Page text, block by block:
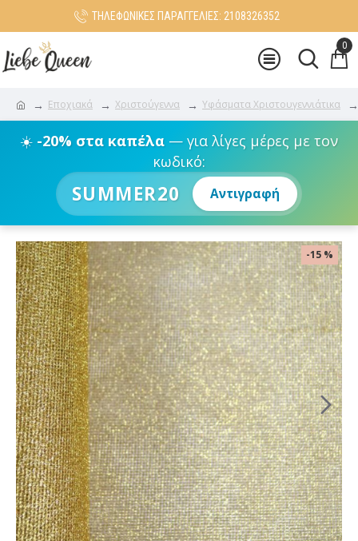
ΤΗΛΕΦΩΝΙΚΕΣ ΠΑΡΑΓΓΕΛΙΕΣ: 2108326352
0
Εποχιακά Χριστούγεννα Υφάσματα Χριστουγεννιάτικα
☀️ -20% στα καπέλα— για λίγες μέρες με τον
κωδικό:
SUMMER20 Αντιγραφή
-15 %